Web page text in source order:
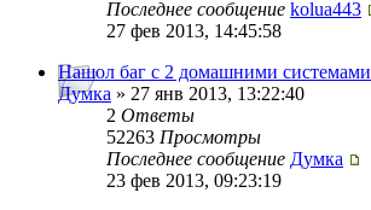
Последнее сообщение kolua443
27 фев 2013, 14:45:58
Нашол баг с 2 домашними системами
Думка » 27 янв 2013, 13:22:40
2 Ответы
52263 Просмотры
Последнее сообщение Думка
23 фев 2013, 09:23:19